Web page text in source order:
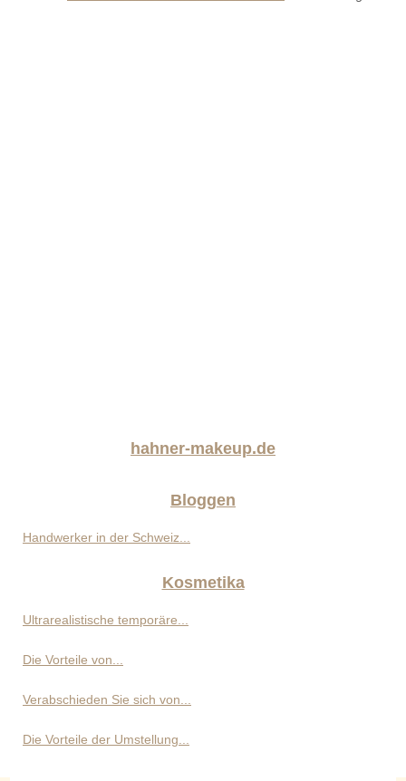
hahner-makeup.de
Bloggen
Handwerker in der Schweiz...
Kosmetika
Ultrarealistische temporäre...
Die Vorteile von...
Verabschieden Sie sich von...
Die Vorteile der Umstellung...